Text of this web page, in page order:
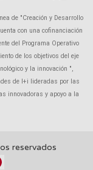
de "Creación y Desarrollo
con una cofinanciación
del Programa Operativo
de los objetivos del eje
y la innovación ",
de I+i lideradas por las
innovadoras y apoyo a la
reservados